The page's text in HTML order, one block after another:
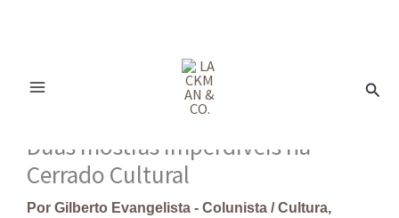
Duas mostras imperdíveis na
Cerrado Cultural
Por Gilberto Evangelista - Colunista /Cultura,